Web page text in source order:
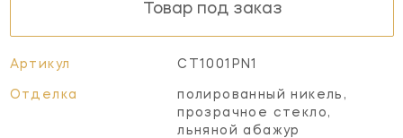
Товар под заказ
Артикул CT1001PN1
Отделка
полированный никель,
прозрачное стекло,
льняной абажур